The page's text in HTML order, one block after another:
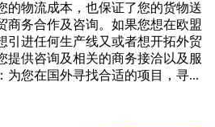
的物流成本，也保证了您的货物送
商务合作及咨询。如果您想在欧盟
引进任何生产线又或者想开拓外贸
提供咨询及相关的商务接洽以及服
为您在国外寻找合适的项目，寻...